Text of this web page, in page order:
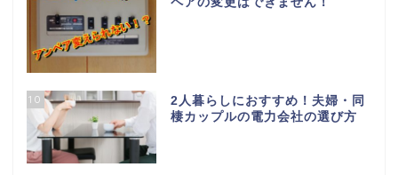
10
2人暮らしにおすすめ！夫婦・同
棲カップルの電力会社の選び方